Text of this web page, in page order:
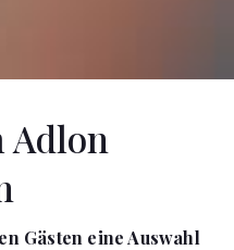
Adlon
Gästen eine Auswahl